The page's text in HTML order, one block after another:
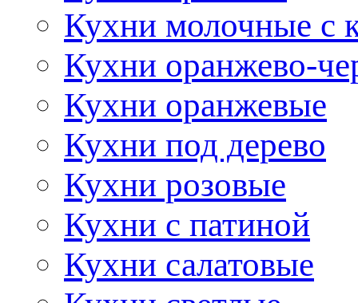
Кухни молочные с
Кухни оранжево-
Кухни оранжевые
Кухни под дерево
Кухни розовые
Кухни с патиной
Кухни салатовые